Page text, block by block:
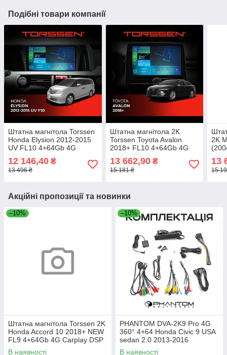
Подібні товари компанії
Штатна магнітола Torssen
Honda Elysion 2012-2015
UV FL10 4+64Gb 4G
12 146,40 ₴
13 496 ₴
Штатна магнітола 2K
Torssen Toyota Avalon
2018+ FL10 4+64Gb 4G
13 662,90₴
15 181 ₴
2K
13
15
Акційні пропозиції та новинки
–10%
Штатна магнітола Torssen 2K
Honda Accord 10 2018+ NEW
FL9 4+64Gb 4G Carplay DSP
В наявності
–10%
PHANTOM DVA-2K9 Pro 4G
360° 4+64 Honda Civic 9 USA
sedan 2.0 2013-2016
В наявності